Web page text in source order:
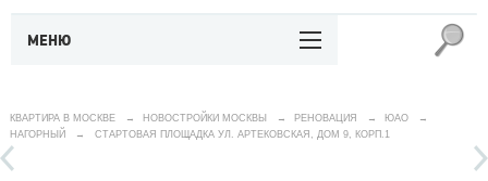
МЕНЮ
КВАРТИРА В МОСКВЕ → НОВОСТРОЙКИ МОСКВЫ → РЕНОВАЦИЯ → ЮАО
→
НАГОРНЫЙ
→ СТАРТОВАЯ ПЛОЩАДКА УЛ. АРТЕКОВСКАЯ, ДОМ 9, КОРП.1